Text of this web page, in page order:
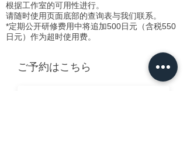
根据工作室的可用性进行。
请随时使用页面底部的查询表与我们联系。​
*定期公开研修费用中将追加500日元（含税550
日元）作为超时使用费。
ご予約はこちら